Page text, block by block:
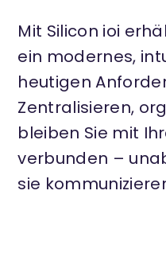
Mit Silicon ioi
ein modernes,
heutigen
Zentralisieren,
bleiben Sie mit
verbunden –
sie